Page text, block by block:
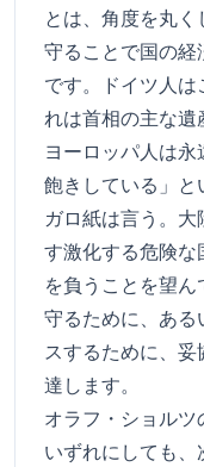
とは、角度を丸
守ることで国の
です。ドイツ人
れは首相の主な遺
ヨーロッパ人は
飽きしている」と
ガロ紙は言う。
す激化する危険
を負うことを望
守るために、あ
スするために、
達します。
オラフ・ショルツ
いずれにしても